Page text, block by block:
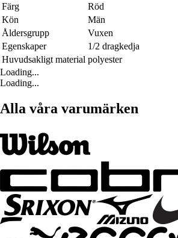
Färg
Röd
Kön
Män
Åldersgrupp
Vuxen
Egenskaper
1/2 dragkedja
Huvudsakligt material polyester
Loading...
Loading...
Alla våra varumärken